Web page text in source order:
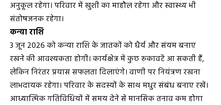
अनुकूल रहेगा। परिवार में खुशी का माहौल रहेगा और स्वास्थ्य भी
संतोषजनक रहेगा।
कन्या राशि
3 जून 2026 को कन्या राशि के जातकों को धैर्य और संयम बनाए
रखने की आवश्यकता होगी। कार्यक्षेत्र में कुछ रुकावटें आ सकती हैं,
लेकिन निरंतर प्रयास सफलता दिलाएंगे। वाणी पर नियंत्रण रखना
लाभदायक रहेगा। परिवार के सदस्यों के साथ मधुर संबंध बनाए रखें।
आध्यात्मिक गतिविधियों में समय देने से मानसिक तनाव कम होगा